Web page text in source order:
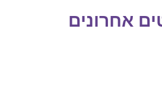
אחרונים